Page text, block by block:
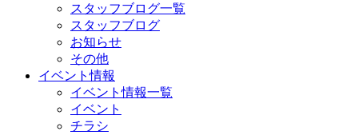
スタッフブログ一覧
スタッフブログ
お知らせ
その他
イベント情報
イベント情報一覧
イベント
チラシ